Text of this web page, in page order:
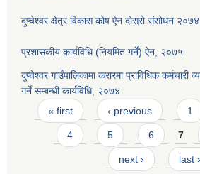
दुप्चेश्वर क्षेत्र विकास कोष ऐन दोस्रो संसोधन २०७४
प्रशासकीय कार्यविधि (नियमित गर्ने) ऐन, २०७५
दुप्चेश्वर गाउँपालिकामा करारमा प्राविधिक कर्मचारी
गर्ने सम्बन्धी कार्यविधि, २०७४
Pages
« first ‹ previous 1
4 5 6 7
next › last